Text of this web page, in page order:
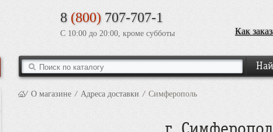
8 (800)707-707-1
С 10:00 до 20:00, кроме субботы Как
/ О магазине / Адреса доставки / Симферополь